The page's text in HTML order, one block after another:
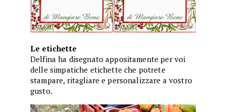
Le etichette
Delfina ha disegnato appositamente per voi
delle simpatiche etichette che potrete
stampare, ritagliare e personalizzare a vostro
gusto.